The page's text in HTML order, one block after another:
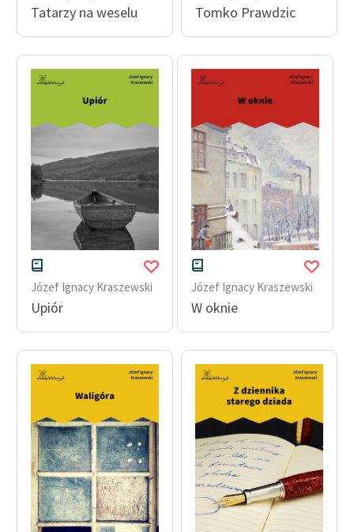
Tatarzy na weselu Tomko Prawdzic
Józef Ignacy Kraszewski
Upiór
Józef Ignacy Kraszewski
W oknie